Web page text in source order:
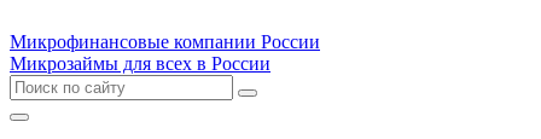
Микрофинансовые компании России
Микрозаймы для всех в России